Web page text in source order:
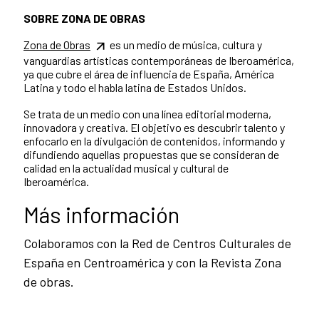
SOBRE ZONA DE OBRAS
Zona de Obras
es un medio de música, cultura y
vanguardias artísticas contemporáneas de Iberoamérica,
ya que cubre el área de influencia de España, América
Latina y todo el habla latina de Estados Unidos.
Se trata de un medio con una línea editorial moderna,
innovadora y creativa. El objetivo es descubrir talento y
enfocarlo en la divulgación de contenidos, informando y
difundiendo aquellas propuestas que se consideran de
calidad en la actualidad musical y cultural de
Iberoamérica.
Más información
Colaboramos con la Red de Centros Culturales de
España en Centroamérica y con la Revista Zona
de obras.